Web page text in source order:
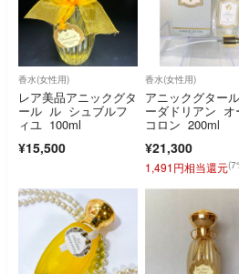
香水(女性用)
レア美品アニックグタ
ール ル シュブルフ
ィユ 100ml
¥15,500
香水(女性用)
アニックグター
ーダドリアン オ
コロン 200ml
¥21,300
1,491円相当還元